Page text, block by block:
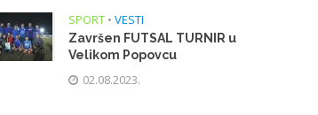
SPORT • VESTI
Završen FUTSAL TURNIR u
Velikom Popovcu
02.08.2023.